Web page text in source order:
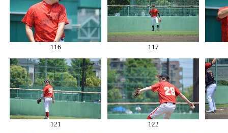
116 117
121 122